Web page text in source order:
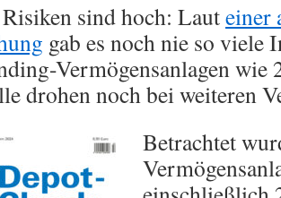
sind hoch: Lauteiner
gab es noch nie so viele
Vermögensanlagen wie
drohen noch bei weiteren
Betrachtet